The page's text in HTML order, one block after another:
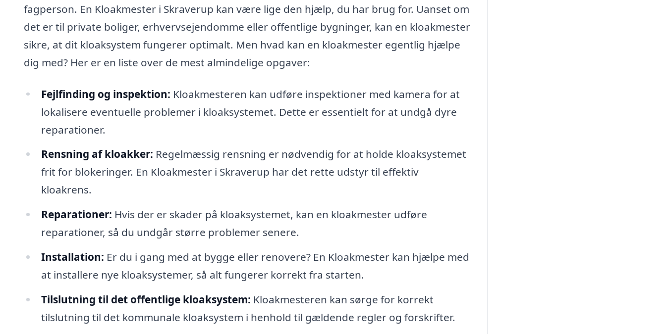
fagperson. En Kloakmester i Skraverup kan være lige den hjælp, du har brug for. Uanset om
det er til private boliger, erhvervsejendomme eller offentlige bygninger, kan en kloakmester
sikre, at dit kloaksystem fungerer optimalt. Men hvad kan en kloakmester egentlig hjælpe
dig med? Her er en liste over de mest almindelige opgaver:
Fejlfinding og inspektion: Kloakmesteren kan udføre inspektioner med kamera for at
lokalisere eventuelle problemer i kloaksystemet. Dette er essentielt for at undgå dyre
reparationer.
Rensning af kloakker: Regelmæssig rensning er nødvendig for at holde kloaksystemet
frit for blokeringer. En Kloakmester i Skraverup har det rette udstyr til effektiv
kloakrens.
Reparationer: Hvis der er skader på kloaksystemet, kan en kloakmester udføre
reparationer, så du undgår større problemer senere.
Installation: Er du i gang med at bygge eller renovere? En Kloakmester kan hjælpe med
at installere nye kloaksystemer, så alt fungerer korrekt fra starten.
Tilslutning til det offentlige kloaksystem: Kloakmesteren kan sørge for korrekt
tilslutning til det kommunale kloaksystem i henhold til gældende regler og forskrifter.